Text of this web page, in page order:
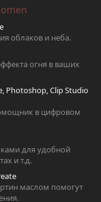
облаков и неба.
огня в ваших
Photoshop, Clip Studio
в цифровом
для удобной
и т.д.
маслом помогут